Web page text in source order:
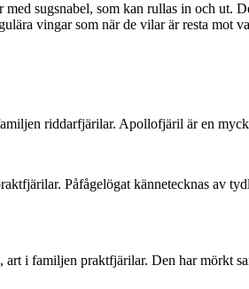
med sugsnabel, som kan rullas in och ut.
vingar som när de vilar är resta mot
riddarfjärilar. Apollofjäril är en
Påfågelögat kännetecknas av
, art i familjen praktfjärilar. Den har mörkt